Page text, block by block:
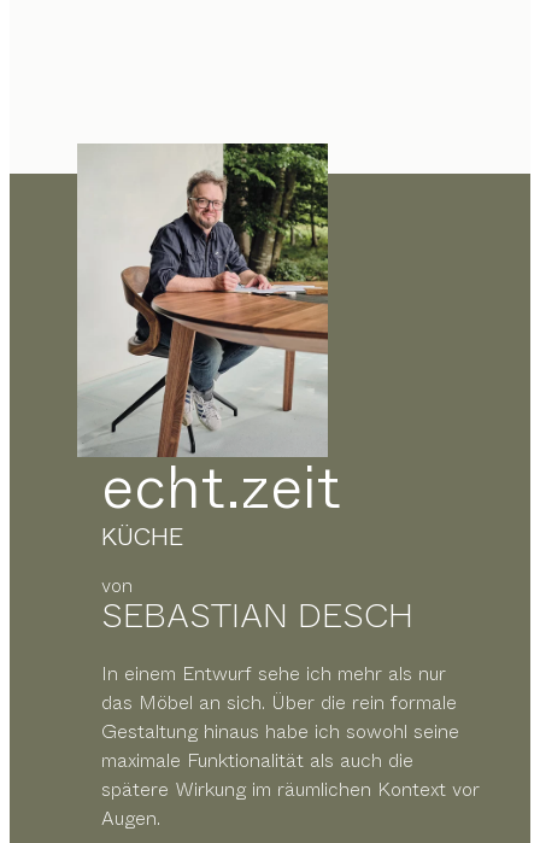
echt.zeit
KÜCHE
von
SEBASTIAN DESCH
In einem Entwurf sehe ich mehr als nur
das Möbel an sich. Über die rein formale
Gestaltung hinaus habe ich sowohl seine
maximale Funktionalität als auch die
spätere Wirkung im räumlichen Kontext vor
Augen.